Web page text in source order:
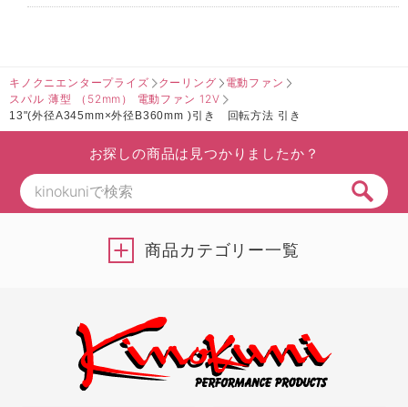
キノクニエンタープライズ クーリング
電動ファン
スパル 薄型 （52mm） 電動ファン 12V
13"(外径A345mm×外径B360mm )引き 回転方法 引き
お探しの商品は見つかりましたか？
商品カテゴリー一覧